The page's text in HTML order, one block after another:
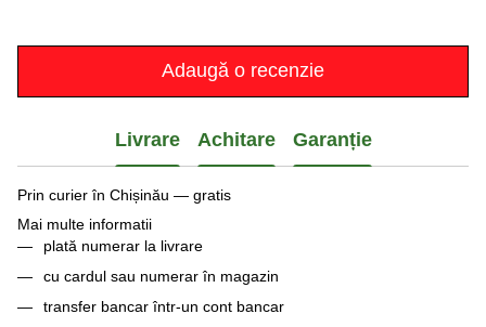
Adaugă o recenzie
Livrare Achitare Garanție
Prin curier în Chișinău — gratis
Mai multe informatii
plată numerar la livrare
cu cardul sau numerar în magazin
transfer bancar într-un cont bancar